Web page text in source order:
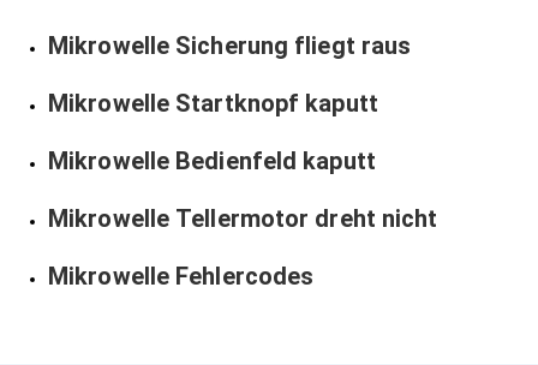
Mikrowelle Sicherung fliegt raus
Mikrowelle Startknopf kaputt
Mikrowelle Bedienfeld kaputt
Mikrowelle Tellermotor dreht nicht
Mikrowelle Fehlercodes